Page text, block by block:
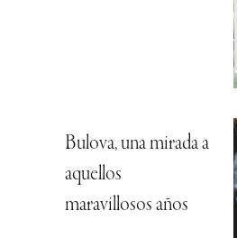
Bulova, una mirada a
aquellos
maravillosos años